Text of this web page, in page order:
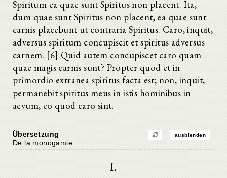
Spiritum ea quae sunt Spiritus non placent. Ita,
dum quae sunt Spiritus non placent, ea quae sunt
carnis placebunt ut contraria Spiritus. Caro, inquit,
adversus spiritum concupiscit et spiritus adversus
carnem. [6] Quid autem concupiscet caro quam
quae magis carnis sunt? Propter quod et in
primordio extranea spiritus facta est; non, inquit,
permanebit spiritus meus in istis hominibus in
aevum, eo quod caro sint.
Übersetzung ausblenden
De la monogamie
I.